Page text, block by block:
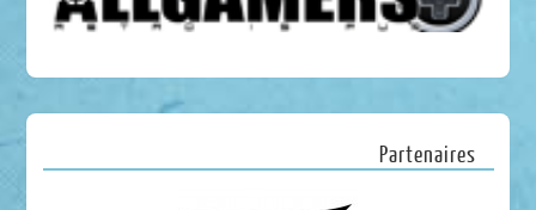
Partenaires